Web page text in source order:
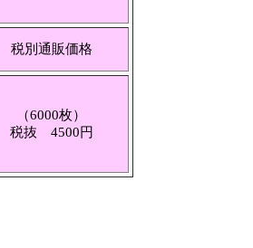
税別通販価格
（6000枚）
税抜 4500円